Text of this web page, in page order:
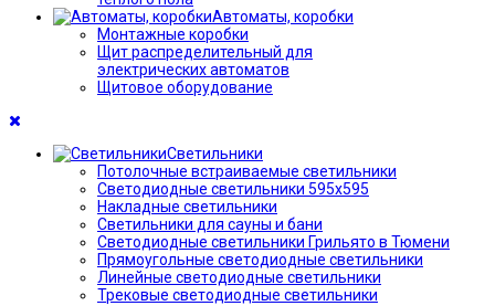
Автоматы, коробки
Монтажные коробки
Щит распределительный для
электрических автоматов
Щитовое оборудование
Светильники
Потолочные встраиваемые светильники
Светодиодные светильники 595х595
Накладные светильники
Светильники для сауны и бани
Светодиодные светильники Грильято в Тюмени
Прямоугольные светодиодные светильники
Линейные светодиодные светильники
Трековые светодиодные светильники